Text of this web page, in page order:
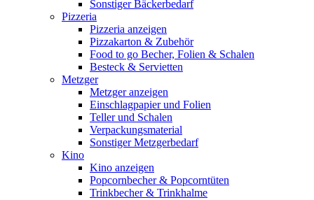
Sonstiger Bäckerbedarf
Pizzeria
Pizzeria anzeigen
Pizzakarton & Zubehör
Food to go Becher, Folien & Schalen
Besteck & Servietten
Metzger
Metzger anzeigen
Einschlagpapier und Folien
Teller und Schalen
Verpackungsmaterial
Sonstiger Metzgerbedarf
Kino
Kino anzeigen
Popcornbecher & Popcorntüten
Trinkbecher & Trinkhalme